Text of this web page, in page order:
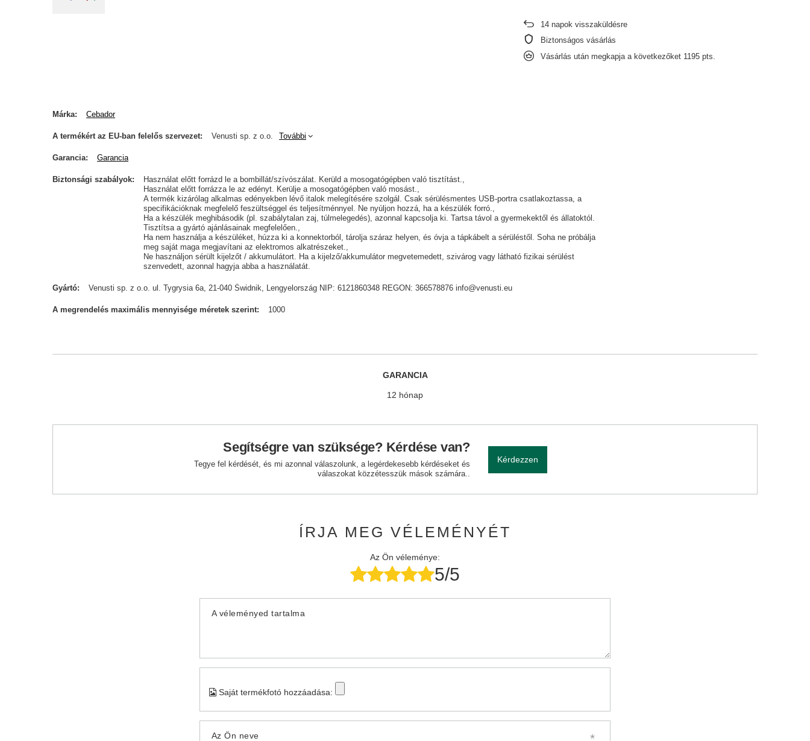
14 napok visszaküldésre
Biztonságos vásárlás
Vásárlás után megkapja a következőket 1195 pts.
Márka Cebador
A termékért az EU-ban felelős szervezet Venusti sp. z o.o. További
Garancia Garancia
Biztonsági szabályok
Használat előtt forrázd le a bombillát/szívószálat. Kerüld a mosogatógépben való tisztítást.
Használat előtt forrázza le az edényt. Kerülje a mosogatógépben való mosást.
A termék kizárólag alkalmas edényekben lévő italok melegítésére szolgál. Csak sérülésmentes USB-portra csatlakoztassa, a
specifikációknak megfelelő feszültséggel és teljesítménnyel. Ne nyúljon hozzá, ha a készülék forró.
Ha a készülék meghibásodik (pl. szabálytalan zaj, túlmelegedés), azonnal kapcsolja ki. Tartsa távol a gyermekektől és állatoktól.
Tisztítsa a gyártó ajánlásainak megfelelően.
Ha nem használja a készüléket, húzza ki a konnektorból, tárolja száraz helyen, és óvja a tápkábelt a sérüléstől. Soha ne próbálja
meg saját maga megjavítani az elektromos alkatrészeket.
Ne használjon sérült kijelzőt / akkumulátort. Ha a kijelző/akkumulátor megvetemedett, szivárog vagy látható fizikai sérülést
szenvedett, azonnal hagyja abba a használatát.
Gyártó Venusti sp. z o.o. ul. Tygrysia 6a, 21-040 Świdnik, Lengyelország NIP: 6121860348 REGON: 366578876 info@venusti.eu
A megrendelés maximális mennyisége méretek szerint 1000
GARANCIA
12 hónap
Segítségre van szüksége? Kérdése van?
Tegye fel kérdését, és mi azonnal válaszolunk, a legérdekesebb kérdéseket és
válaszokat közzétesszük mások számára..
Kérdezzen
ÍRJA MEG VÉLEMÉNYÉT
Az Ön véleménye:
5/5
A véleményed tartalma
Saját termékfotó hozzáadása:
Az Ön neve